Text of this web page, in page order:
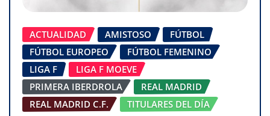
ACTUALIDAD AMISTOSO
FÚTBOL
FÚTBOL EUROPEO
FÚTBOL FEMENINO
LIGA F
LIGA F MOEVE
PRIMERA IBERDROLA
REAL MADRID
REAL MADRID C.F.
TITULARES DEL DÍA